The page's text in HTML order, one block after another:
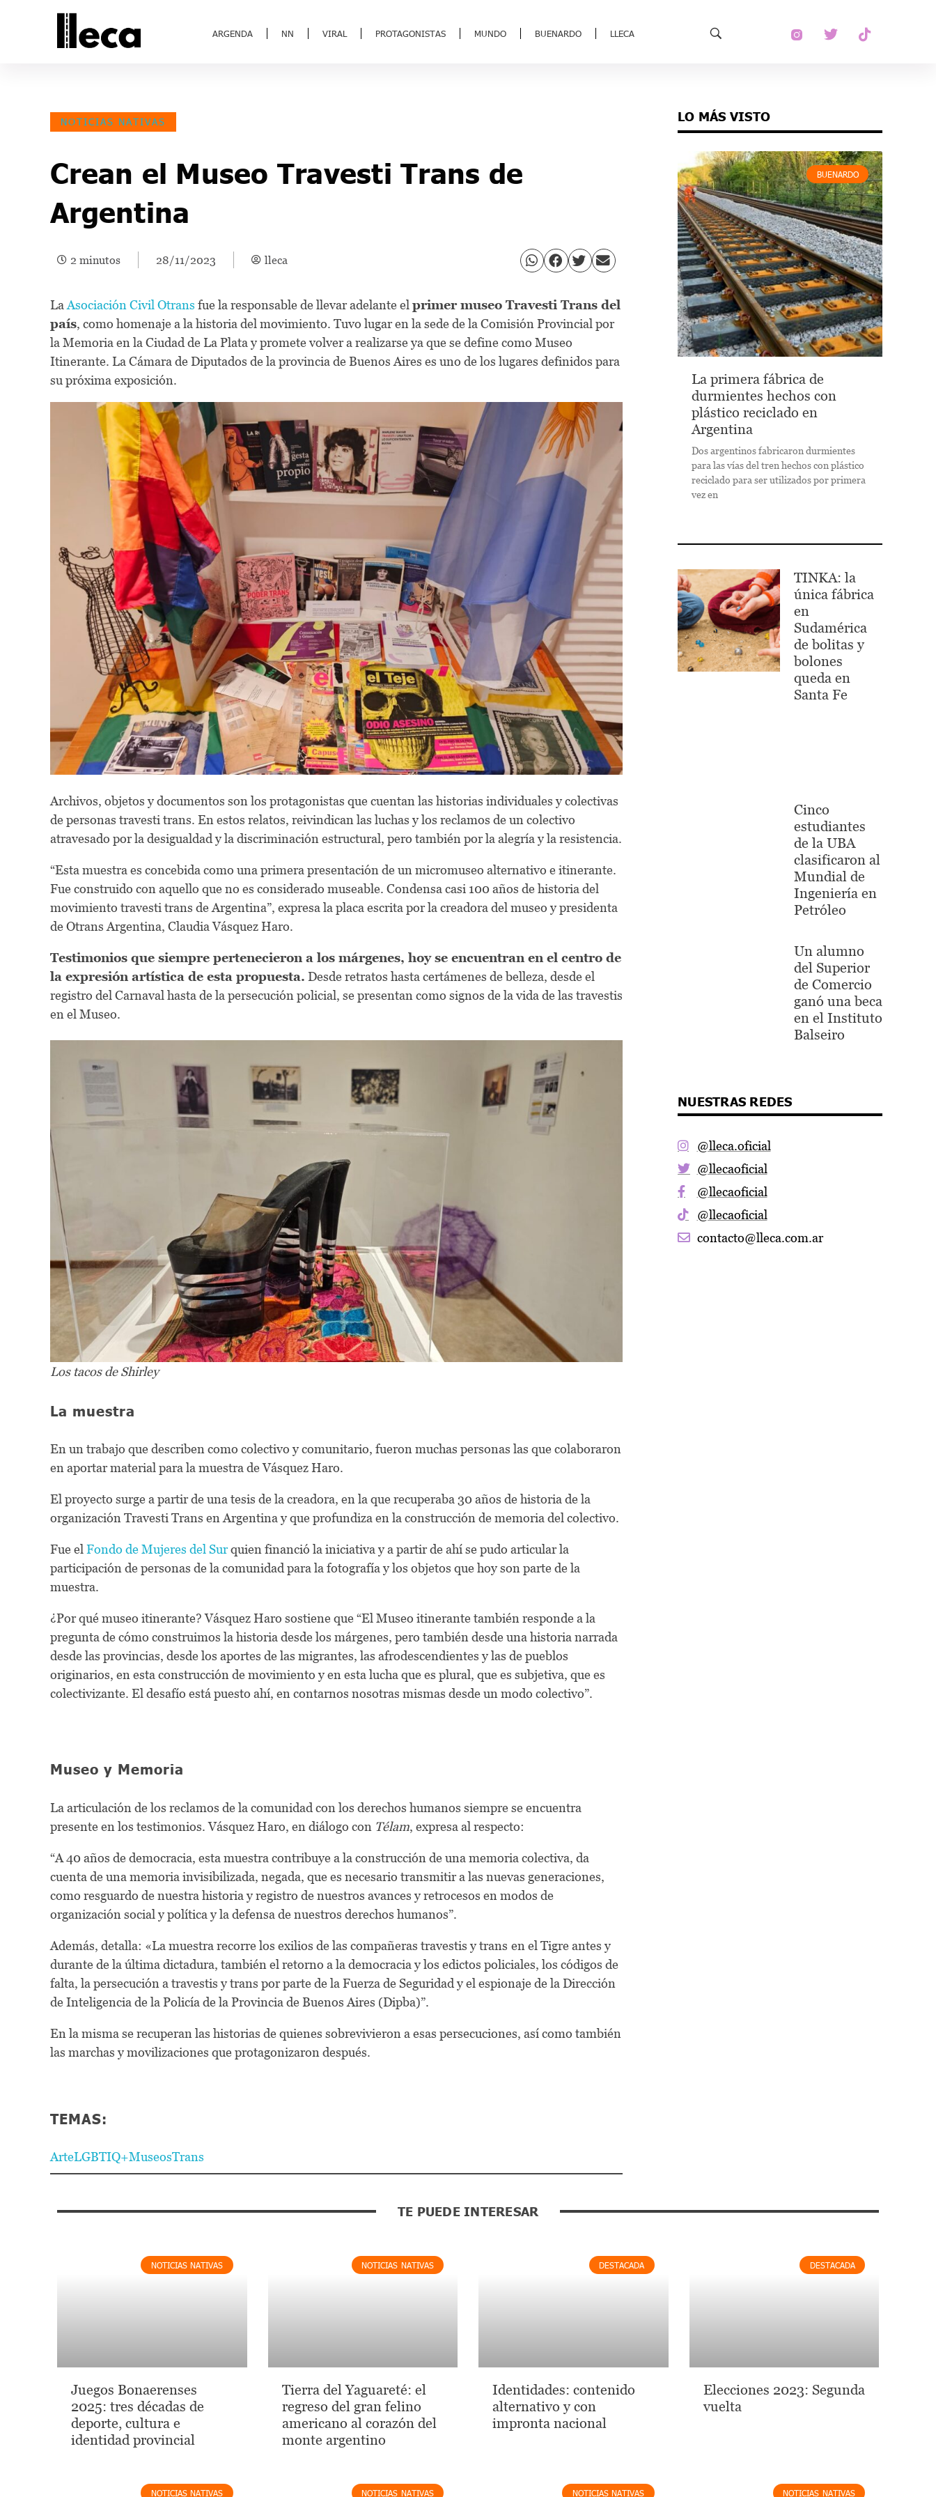
ARGENDA NN VIRAL PROTAGONISTAS MUNDO BUENARDO LLECA
NOTICIAS NATIVAS
Crean el Museo Travesti Trans de
Argentina
2 minutos 28/11/2023 lleca
La Asociación Civil Otrans fue la responsable de llevar adelante el primer museo Travesti Trans del
país, como homenaje a la historia del movimiento. Tuvo lugar en la sede de la Comisión Provincial por
la Memoria en la Ciudad de La Plata y promete volver a realizarse ya que se define como Museo
Itinerante. La Cámara de Diputados de la provincia de Buenos Aires es uno de los lugares definidos para
su próxima exposición.
Archivos, objetos y documentos son los protagonistas que cuentan las historias individuales y colectivas
de personas travesti trans. En estos relatos, reivindican las luchas y los reclamos de un colectivo
atravesado por la desigualdad y la discriminación estructural, pero también por la alegría y la resistencia.
“Esta muestra es concebida como una primera presentación de un micromuseo alternativo e itinerante.
Fue construido con aquello que no es considerado museable. Condensa casi 100 años de historia del
movimiento travesti trans de Argentina”, expresa la placa escrita por la creadora del museo y presidenta
de Otrans Argentina, Claudia Vásquez Haro.
Testimonios que siempre pertenecieron a los márgenes, hoy se encuentran en el centro de
la expresión artística de esta propuesta. Desde retratos hasta certámenes de belleza, desde el
registro del Carnaval hasta de la persecución policial, se presentan como signos de la vida de las travestis
en el Museo.
Los tacos de Shirley
La muestra
En un trabajo que describen como colectivo y comunitario, fueron muchas personas las que colaboraron
en aportar material para la muestra de Vásquez Haro.
El proyecto surge a partir de una tesis de la creadora, en la que recuperaba 30 años de historia de la
organización Travesti Trans en Argentina y que profundiza en la construcción de memoria del colectivo.
Fue el Fondo de Mujeres del Surquien financió la iniciativa y a partir de ahí se pudo articular la
participación de personas de la comunidad para la fotografía y los objetos que hoy son parte de la
muestra.
¿Por qué museo itinerante? Vásquez Haro sostiene que “El Museo itinerante también responde a la
pregunta de cómo construimos la historia desde los márgenes, pero también desde una historia narrada
desde las provincias, desde los aportes de las migrantes, las afrodescendientes y las de pueblos
originarios, en esta construcción de movimiento y en esta lucha que es plural, que es subjetiva, que es
colectivizante. El desafío está puesto ahí, en contarnos nosotras mismas desde un modo colectivo”.
Museo y Memoria
La articulación de los reclamos de la comunidad con los derechos humanos siempre se encuentra
presente en los testimonios. Vásquez Haro, en diálogo con Télam, expresa al respecto:
“A 40 años de democracia, esta muestra contribuye a la construcción de una memoria colectiva, da
cuenta de una memoria invisibilizada, negada, que es necesario transmitir a las nuevas generaciones,
como resguardo de nuestra historia y registro de nuestros avances y retrocesos en modos de
organización social y política y la defensa de nuestros derechos humanos”.
Además, detalla: «La muestra recorre los exilios de las compañeras travestis y trans en el Tigre antes y
durante de la última dictadura, también el retorno a la democracia y los edictos policiales, los códigos de
falta, la persecución a travestis y trans por parte de la Fuerza de Seguridad y el espionaje de la Dirección
de Inteligencia de la Policía de la Provincia de Buenos Aires (Dipba)”.
En la misma se recuperan las historias de quienes sobrevivieron a esas persecuciones, así como también
las marchas y movilizaciones que protagonizaron después.
TEMAS:
ArteLGBTIQ+MuseosTrans
LO MÁS VISTO
BUENARDO
La primera fábrica de
durmientes hechos con
plástico reciclado en
Argentina
Dos argentinos fabricaron durmientes
para las vías del tren hechos con plástico
reciclado para ser utilizados por primera
vez en
TINKA: la
única fábrica
en
Sudamérica
de bolitas y
bolones
queda en
Santa Fe
Cinco
estudiantes
de la UBA
clasificaron al
Mundial de
Ingeniería en
Petróleo
Un alumno
del Superior
de Comercio
ganó una beca
en el Instituto
Balseiro
NUESTRAS REDES
@lleca.oficial
@llecaoficial
@llecaoficial
@llecaoficial
contacto@lleca.com.ar
TE PUEDE INTERESAR
NOTICIAS NATIVAS
Juegos Bonaerenses
2025: tres décadas de
deporte, cultura e
identidad provincial
NOTICIAS NATIVAS
Tierra del Yaguareté: el
regreso del gran felino
americano al corazón del
monte argentino
DESTACADA
Identidades: contenido
alternativo y con
impronta nacional
DESTACADA
Elecciones 2023: Segunda
vuelta
NOTICIAS NATIVAS NOTICIAS NATIVAS NOTICIAS NATIVAS NOTICIAS NATIVAS